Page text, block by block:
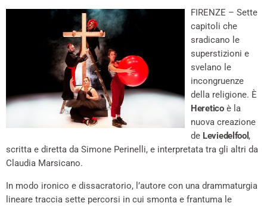
FIRENZE – Sette
capitoli che
sradicano le
superstizioni e
svelano le
incongruenze
della religione. È
Hereticoè la
nuova creazione
de Leviedelfool ,
scritta e diretta da Simone Perinelli, e interpretata tra gli altri da
Claudia Marsicano.
In modo ironico e dissacratorio, l’autore con una drammaturgia
lineare traccia sette percorsi in cui smonta e frantuma le